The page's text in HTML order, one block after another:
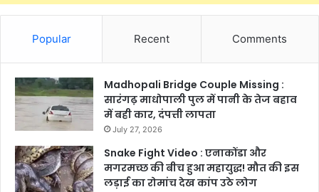
Popular Recent Comments
Madhopali Bridge Couple Missing :
सारंगढ़ माधोपाली पुल में पानी के तेज बहाव
में बही कार, दंपत्ती लापता
July 27, 2026
Snake Fight Video : एनाकोंडा और
मगरमच्छ की बीच हुआ महायुद्ध! मौत की इस
लड़ाई का रोमांच देख कांप उठे लोग